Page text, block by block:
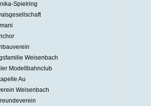
Spielring
Weisenbach
Modellbahnclub
Au
Weisenbach